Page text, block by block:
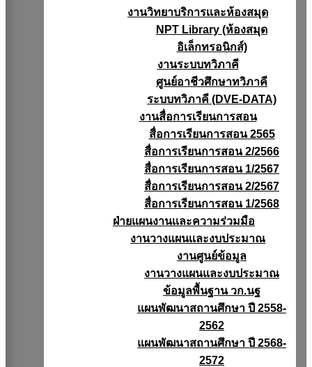
งานวิทยาบริการเเละห้องสมุด
NPT Library (ห้องสมุด
อิเล็กทรอนิกส์)
งานระบบทวิภาคี
ศูนย์อาชีวศึกษาทวิภาคี
ระบบทวิภาคี (DVE-DATA)
งานสื่อการเรียนการสอน
สื่อการเรียนการสอน 2565
สื่อการเรียนการสอน 2/2566
สื่อการเรียนการสอน 1/2567
สื่อการเรียนการสอน 2/2567
สื่อการเรียนการสอน 1/2568
ฝ่ายแผนงานเเละความร่วมมือ
งานวางแผนเเละงบประมาณ
งานศูนย์ข้อมูล
งานวางแผนและงบประมาณ
ข้อมูลพื้นฐาน วก.นฐ
แผนพัฒนาสถานศึกษา ปี 2558-
2562
แผนพัฒนาสถานศึกษา ปี 2568-
2572